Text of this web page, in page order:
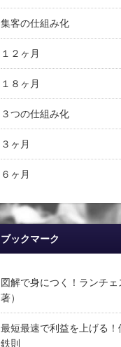
集客の仕組み化
１２ヶ月
１８ヶ月
３つの仕組み化
３ヶ月
６ヶ月
ブックマーク
図解で身につく！ランチ
著）
最短最速で利益を上げる
鉄則